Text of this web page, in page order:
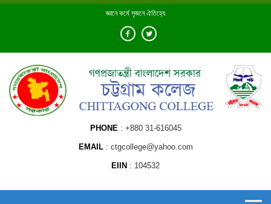
Skip
জ্ঞানে কর্মে সৃজনে ঐতিহ্যে
PHONE +880 31-616045
EMAIL ctgcollege@yahoo.com
EIIN 104532